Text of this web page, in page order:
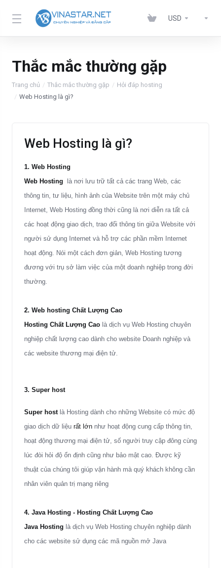
USD
Thắc mắc thường gặp
Trang chủ Thắc mắc thường gặp
Hỏi đáp hosting
Web Hosting là gì?
Web Hosting là gì?
1. Web Hosting
Web Hosting là nơi lưu trữ tất cả các trang Web, các
thông tin, tư liệu, hình ảnh của Website trên một máy chủ
Internet, Web Hosting đồng thời cũng là nơi diễn ra tất cả
các hoạt động giao dịch, trao đổi thông tin giữa Website với
người sử dụng Internet và hỗ trợ các phần mềm Internet
hoạt động. Nói một cách đơn giản, Web Hosting tương
đương với trụ sở làm việc của một doanh nghiệp trong đời
thường.
2. Web hosting Chất Lượng Cao
Hosting Chất Lượng Cao là dịch vụ Web Hosting chuyên
nghiệp chất lượng cao dành cho website Doanh nghiệp và
các website thương mại điện tử.
3. Super host
Super host là Hosting dành cho những Website có mức độ
giao dịch dữ liệu rất lớn như hoạt động cung cấp thông tin,
hoạt động thương mại điện tử, số người truy cập đông cùng
lúc đòi hỏi độ ổn định cũng như bảo mật cao. Được kỹ
thuật của chúng tôi giúp vận hành mà quý khách không cần
nhân viên quản trị mạng riêng
4. Java Hosting - Hosting Chất Lượng Cao
Java Hosting là dịch vụ Web Hosting chuyên nghiệp dành
cho các website sử dụng các mã nguồn mở Java